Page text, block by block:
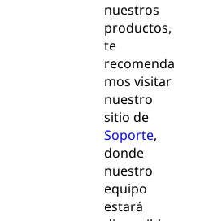
nuestros
productos,
te
recomenda
mos visitar
nuestro
sitio de
Soporte,
donde
nuestro
equipo
estará